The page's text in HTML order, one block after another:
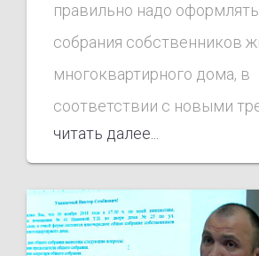
правильно надо
собрания собственников
многоквартирного дома, в
соответствии с новыми
федеральных органов
исполнительной власти
Федерации.
читать далее...